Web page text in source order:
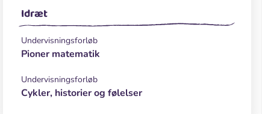
Idræt
Undervisningsforløb
Pioner matematik
Undervisningsforløb
Cykler, historier og følelser